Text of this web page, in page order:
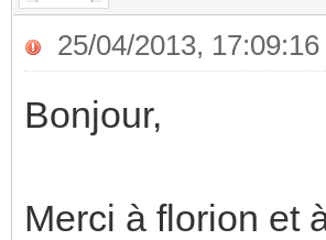
25/04/2013, 17:09:16
Bonjour,
Merci à florion et